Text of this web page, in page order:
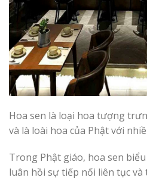
Hoa sen là loại hoa tượng
và là loài hoa của Phật với
Trong Phật giáo, hoa sen
luân hồi sự tiếp nối liên tục